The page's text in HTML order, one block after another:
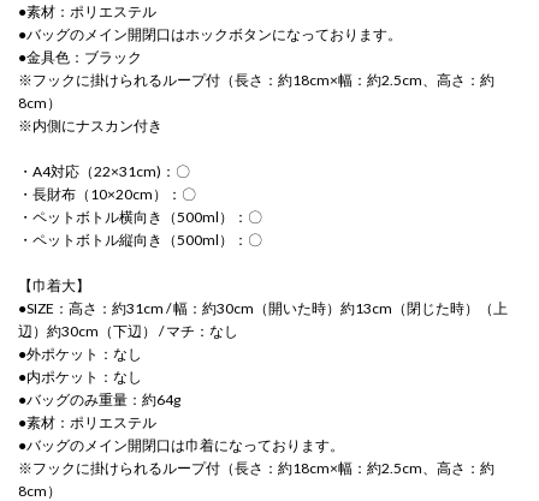
●素材：ポリエステル
●バッグのメイン開閉口はホックボタンになっております。
●金具色：ブラック
※フックに掛けられるループ付（長さ：約18cm×幅：約2.5cm、高さ：約
8cm）
※内側にナスカン付き
・A4対応（22×31cm)：〇
・長財布（10×20cm）：〇
・ペットボトル横向き（500ml）：〇
・ペットボトル縦向き（500ml）：〇
【巾着大】
●SIZE：高さ：約31cm / 幅：約30cm（開いた時）約13cm（閉じた時）（上
辺）約30cm（下辺） / マチ：なし
●外ポケット：なし
●内ポケット：なし
●バッグのみ重量：約64g
●素材：ポリエステル
●バッグのメイン開閉口は巾着になっております。
※フックに掛けられるループ付（長さ：約18cm×幅：約2.5cm、高さ：約
8cm）